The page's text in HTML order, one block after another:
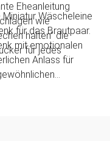
Eheanleitung
wie
halten" die
für jedes
Wäscheleine
für das Brautpaar.
mit emotionalen
Anlass für
auch zum